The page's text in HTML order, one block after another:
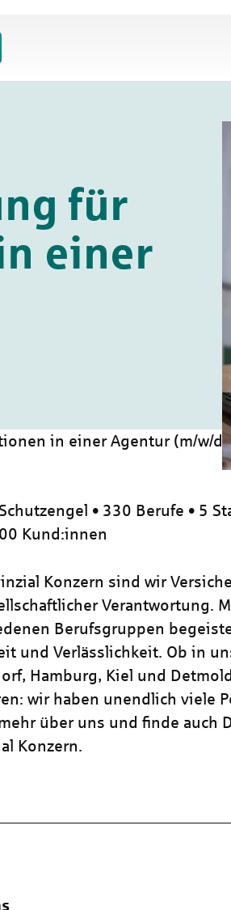
für
einer
in einer Agentur (m/w/d)
• 330 Berufe • 5
Kund:innen
Konzern sind wir
Verantwortung.
Berufsgruppen
und Verlässlichkeit. Ob in
Hamburg, Kiel und
wir haben unendlich viele
über uns und finde auch
Konzern.